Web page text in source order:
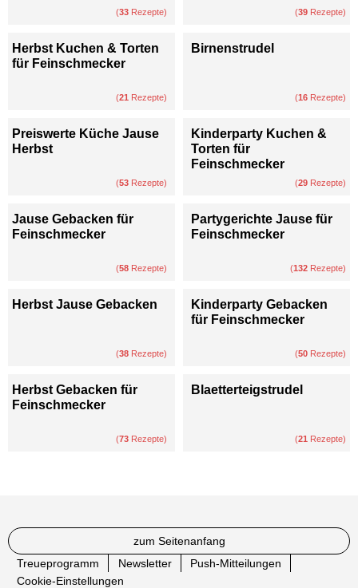
(33 Rezepte) (39 Rezepte)
Herbst Kuchen & Torten
für Feinschmecker
(21 Rezepte)
Birnenstrudel
(16 Rezepte)
Preiswerte Küche Jause
Herbst
(53 Rezepte)
Kinderparty Kuchen &
Torten für
Feinschmecker
(29 Rezepte)
Jause Gebacken für
Feinschmecker
(58 Rezepte)
Partygerichte Jause für
Feinschmecker
(132 Rezepte)
Herbst Jause Gebacken
(38 Rezepte)
Kinderparty Gebacken
für Feinschmecker
(50 Rezepte)
Herbst Gebacken für
Feinschmecker
(73 Rezepte)
Blaetterteigstrudel
(21 Rezepte)
zum Seitenanfang
Treueprogramm
Newsletter
Push-Mitteilungen
Cookie-Einstellungen